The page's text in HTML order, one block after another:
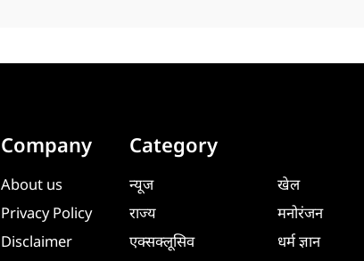
Company
About us
Privacy Policy
Disclaimer
Category
न्यूज
राज्य
एक्सक्लूसिव
खेल
मनोरंजन
धर्म ज्ञान